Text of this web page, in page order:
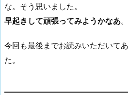
な。そう思いました。
早起きして頑張ってみようかなあ。
今回も最後までお読みいただいて
た。